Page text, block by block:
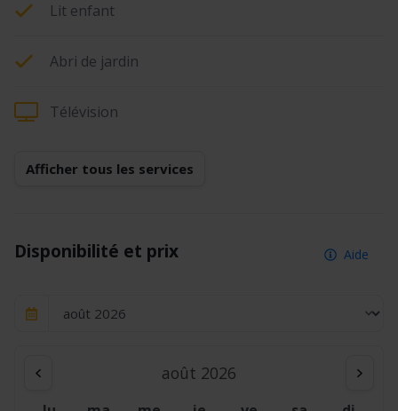
Lit enfant
Abri de jardin
Télévision
Afficher tous les services
Disponibilité et prix Aide
août 2026